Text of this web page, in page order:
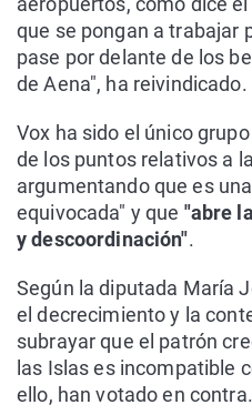
que se pongan a trabajar
pase por delante de los
de Aena", ha reivindicado.
Vox ha sido el único
de los puntos relativos a
argumentando que es
equivocada" y que "abre
y descoordinación".
Según la diputada María
el decrecimiento y la
subrayar que el patrón
las Islas es incompatible
ello, han votado en contra.